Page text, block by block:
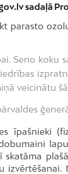
sadaļā
parasto
Seno koku
veicinātu
īpašnieki
skatāma